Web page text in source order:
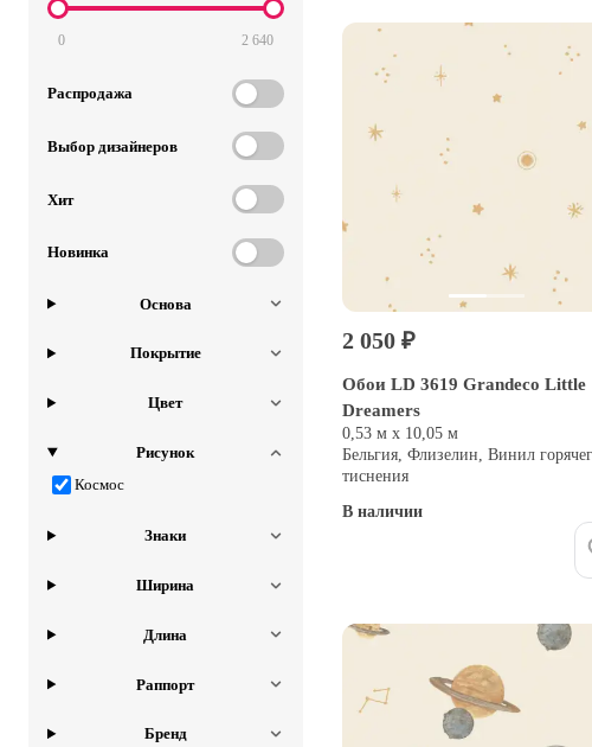
0 2 640
Распродажа
Выбор дизайнеров
Хит
Новинка
Основа
Покрытие
Цвет
Рисунок
Космос
Знаки
Ширина
Длина
Раппорт
Бренд
2 050 ₽
Обои LD 3619 Grandeco Little
Dreamers
0,53 м х 10,05 м
Бельгия, Флизелин, Винил
тиснения
В наличии